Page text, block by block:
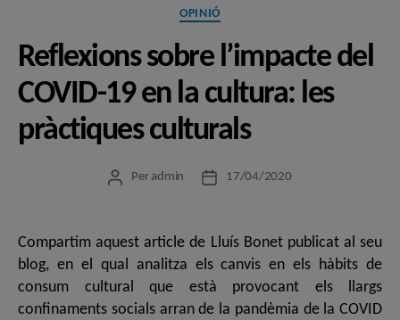
Categories
OPINIÓ
Reflexions sobre l’impacte del
COVID-19 en la cultura: les
pràctiques culturals
Autor
Per admin
Data17/04/2020
Compartim aquest article de Lluís Bonet publicat al seu
blog, en el qual analitza els canvis en els hàbits de
consum cultural que està provocant els llargs
confinaments socials arran de la pandèmia de la COVID